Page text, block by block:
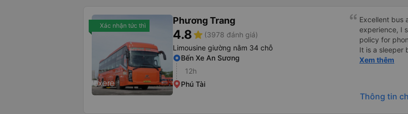
Xác nhận tức thì Phương Trang
4.8star (3978 đánh giá)
Limousine giường nằm 34 chỗ
Bến Xe An Sương
12h
Phú Tài
Excellent bus
experience, I
policy for
It is a sleeper
Wi-Fi
hơn, tôi góp
lặng (tắt âm
Xem thêm
Thông tin